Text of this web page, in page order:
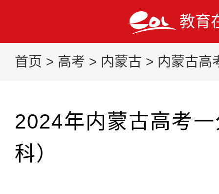
教育
首页 > 高考 > 内蒙古 > 内蒙古高
2024年内蒙古高考
科）